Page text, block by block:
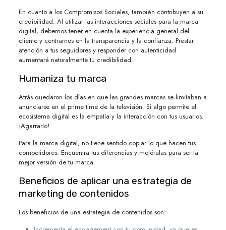
En cuanto a los Compromisos Sociales, también contribuyen a su
credibilidad. Al utilizar las interacciones sociales para la marca
digital, debemos tener en cuenta la experiencia general del
cliente y centrarnos en la transparencia y la confianza. Prestar
atención a tus seguidores y responder con autenticidad
aumentará naturalmente tu credibilidad.
Humaniza tu marca
Atrás quedaron los días en que las grandes marcas se limitaban a
anunciarse en el prime time de la televisión. Si algo permite el
ecosistema digital es la empatía y la interacción con tus usuarios.
¡Agarrarlo!
Para la marca digital, no tiene sentido copiar lo que hacen tus
competidores. Encuentra tus diferencias y mejóralas para ser la
mejor versión de tu marca.
Beneficios de aplicar una estrategia de
marketing de contenidos
Los beneficios de una estrategia de contenidos son: